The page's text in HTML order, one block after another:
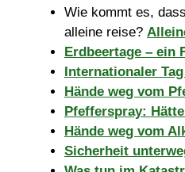
Wie kommt es,
alleine reise?
Erdbeertage – ein
Internationaler
Hände weg vom
Pfefferspray:
Hände weg vom
Sicherheit